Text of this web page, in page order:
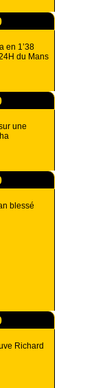
en 1’38
du Mans
une
blessé
Richard